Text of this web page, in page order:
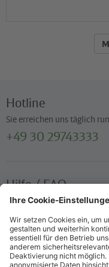
Hotline
Sie erreichen uns täglich
+49 30 29743333
Hilfe / FAQ
Die wichtigsten Antworten
Verkaufsstellen